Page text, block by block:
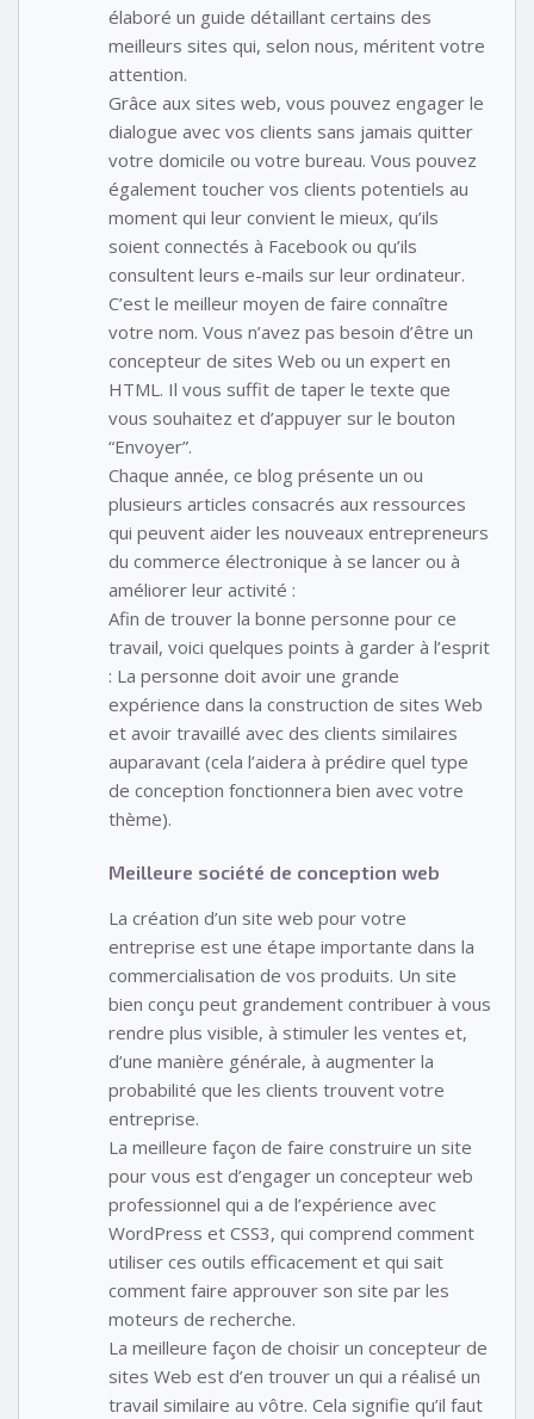
élaboré un guide détaillant certains des
meilleurs sites qui, selon nous, méritent votre
attention.
Grâce aux sites web, vous pouvez engager le
dialogue avec vos clients sans jamais quitter
votre domicile ou votre bureau. Vous pouvez
également toucher vos clients potentiels au
moment qui leur convient le mieux, qu’ils
soient connectés à Facebook ou qu’ils
consultent leurs e-mails sur leur ordinateur.
C’est le meilleur moyen de faire connaître
votre nom. Vous n’avez pas besoin d’être un
concepteur de sites Web ou un expert en
HTML. Il vous suffit de taper le texte que
vous souhaitez et d’appuyer sur le bouton
“Envoyer”.
Chaque année, ce blog présente un ou
plusieurs articles consacrés aux ressources
qui peuvent aider les nouveaux entrepreneurs
du commerce électronique à se lancer ou à
améliorer leur activité :
Afin de trouver la bonne personne pour ce
travail, voici quelques points à garder à l’esprit
: La personne doit avoir une grande
expérience dans la construction de sites Web
et avoir travaillé avec des clients similaires
auparavant (cela l’aidera à prédire quel type
de conception fonctionnera bien avec votre
thème).
Meilleure société de conception web
La création d’un site web pour votre
entreprise est une étape importante dans la
commercialisation de vos produits. Un site
bien conçu peut grandement contribuer à vous
rendre plus visible, à stimuler les ventes et,
d’une manière générale, à augmenter la
probabilité que les clients trouvent votre
entreprise.
La meilleure façon de faire construire un site
pour vous est d’engager un concepteur web
professionnel qui a de l’expérience avec
WordPress et CSS3, qui comprend comment
utiliser ces outils efficacement et qui sait
comment faire approuver son site par les
moteurs de recherche.
La meilleure façon de choisir un concepteur de
sites Web est d’en trouver un qui a réalisé un
travail similaire au vôtre. Cela signifie qu’il faut